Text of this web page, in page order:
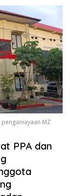
MZ
PPA dan